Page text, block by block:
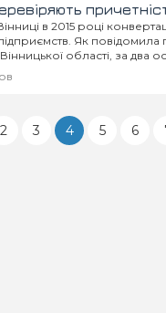
в 2015 році
Як
області, за два
близько 130 млн грн....
2 3 4 5 6